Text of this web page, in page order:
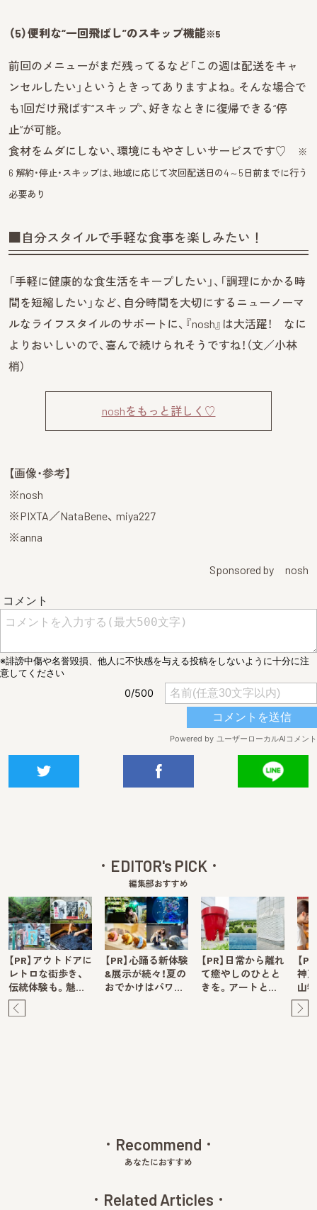
（5）便利な“一回飛ばし”のスキップ機能※5
前回のメニューがまだ残ってるなど「この週は配送をキャ
ンセルしたい」というときってありますよね。そんな場合で
も1回だけ飛ばす“スキップ”、好きなときに復帰できる“停
止”が可能。
食材をムダにしない、環境にもやさしいサービスです♡
※
6 解約・停止・スキップは、地域に応じて次回配送日の4～5日前までに行う
必要あり
■自分スタイルで手軽な食事を楽しみたい！
「手軽に健康的な食生活をキープしたい」、「調理にかかる時
間を短縮したい」など、自分時間を大切にするニューノーマ
ルなライフスタイルのサポートに、『nosh』は大活躍！ なに
よりおいしいので、喜んで続けられそうですね！（文／小林
梢）
noshをもっと詳しく♡
【画像・参考】
※nosh
※PIXTA／NataBene、 miya227
※anna
Sponsored by nosh
EDITOR's PICK
編集部おすすめ
【PR】アウトドアに
レトロな街歩き、
伝統体験も。魅…
【PR】心踊る新体験
&展示が続々！夏の
おでかけはパワ…
【PR】日常から離れ
て癒やしのひとと
きを。アートと…
【
神
山
Recommend
あなたにおすすめ
Related Articles